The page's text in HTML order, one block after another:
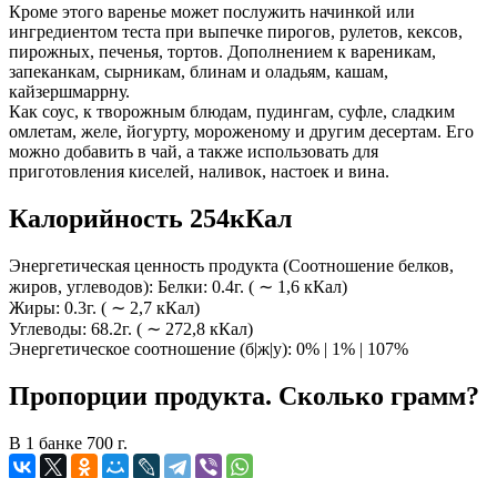
Кроме этого варенье может послужить начинкой или
ингредиентом теста при выпечке пирогов, рулетов, кексов,
пирожных, печенья, тортов. Дополнением к вареникам,
запеканкам, сырникам, блинам и оладьям, кашам,
кайзершмаррну.
Как соус, к творожным блюдам, пудингам, суфле, сладким
омлетам, желе, йогурту, мороженому и другим десертам. Его
можно добавить в чай, а также использовать для
приготовления киселей, наливок, настоек и вина.
Калорийность 254кКал
Энергетическая ценность продукта (Соотношение белков,
жиров, углеводов): Белки: 0.4г. ( ∼ 1,6 кКал)
Жиры: 0.3г. ( ∼ 2,7 кКал)
Углеводы: 68.2г. ( ∼ 272,8 кКал)
Энергетическое соотношение (б|ж|у): 0% | 1% | 107%
Пропорции продукта. Сколько грамм?
В 1 банке 700 г.